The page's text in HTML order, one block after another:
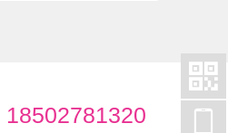
18502781320
